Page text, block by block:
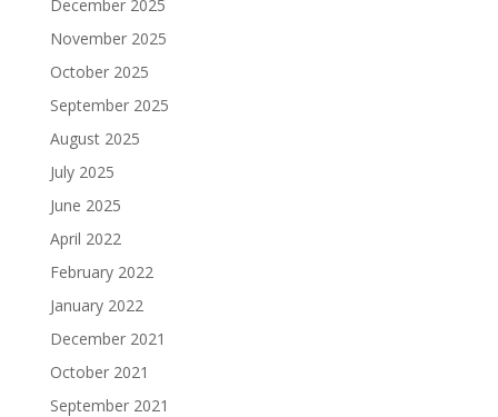
December 2025
November 2025
October 2025
September 2025
August 2025
July 2025
June 2025
April 2022
February 2022
January 2022
December 2021
October 2021
September 2021